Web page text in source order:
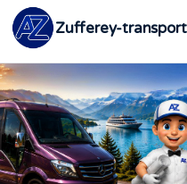
Zufferey-